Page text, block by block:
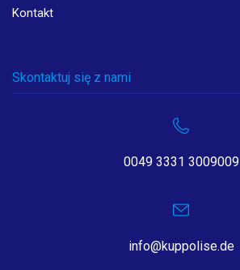
Kontakt
Skontaktuj się z nami
0049 3331 3009009
info@kuppolise.de